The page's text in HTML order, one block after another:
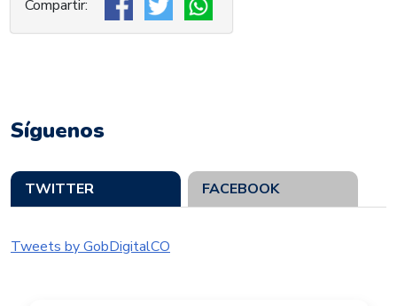
Síguenos
TWITTER FACEBOOK
Tweets by GobDigitalCO